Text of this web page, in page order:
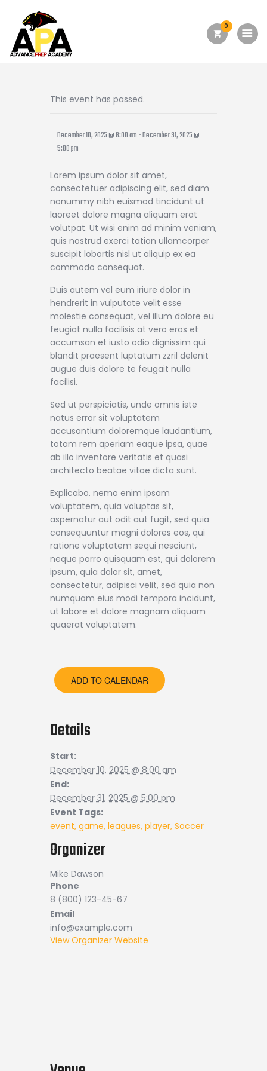
0
About Us
Admission
Facilities
Athletics
Programs
Alumni
Shop APA
This event has passed.
December 10, 2025 @ 8:00 am -December 31, 2025 @
5:00 pm
Lorem ipsum dolor sit amet,
consectetuer adipiscing elit, sed diam
nonummy nibh euismod tincidunt ut
laoreet dolore magna aliquam erat
volutpat. Ut wisi enim ad minim veniam,
quis nostrud exerci tation ullamcorper
suscipit lobortis nisl ut aliquip ex ea
commodo consequat.
Duis autem vel eum iriure dolor in
hendrerit in vulputate velit esse
molestie consequat, vel illum dolore eu
feugiat nulla facilisis at vero eros et
accumsan et iusto odio dignissim qui
blandit praesent luptatum zzril delenit
augue duis dolore te feugait nulla
facilisi.
Sed ut perspiciatis, unde omnis iste
natus error sit voluptatem
accusantium doloremque laudantium,
totam rem aperiam eaque ipsa, quae
ab illo inventore veritatis et quasi
architecto beatae vitae dicta sunt.
Explicabo. nemo enim ipsam
voluptatem, quia voluptas sit,
aspernatur aut odit aut fugit, sed quia
consequuntur magni dolores eos, qui
ratione voluptatem sequi nesciunt,
neque porro quisquam est, qui dolorem
ipsum, quia dolor sit, amet,
consectetur, adipisci velit, sed quia non
numquam eius modi tempora incidunt,
ut labore et dolore magnam aliquam
quaerat voluptatem.
ADD TO CALENDAR
Details
Start:
December 10, 2025 @ 8:00 am
End:
December 31, 2025 @ 5:00 pm
Event Tags:
event, game, leagues, player, Soccer
Organizer
Mike Dawson
Phone
8 (800) 123-45-67
Email
info@example.com
View Organizer Website